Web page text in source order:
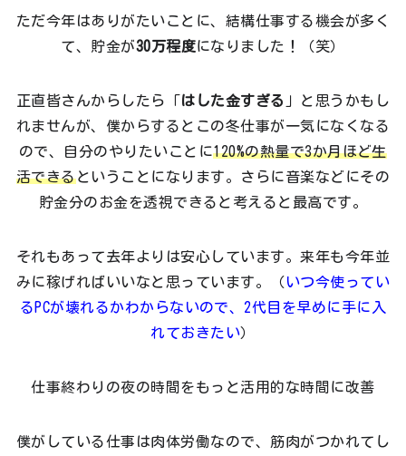
ただ今年はありがたいことに、結構仕事する機会が多く
て、貯金が30万程度になりました！（笑）
正直皆さんからしたら「はした金すぎる 」と思うかもし
れませんが、僕からするとこの冬仕事が一気になくなる
ので、自分のやりたいことに120%の熱量で3か月ほど生
活できるということになります。さらに音楽などにその
貯金分のお金を透視できると考えると最高です。
それもあって去年よりは安心しています。来年も今年並
みに稼げればいいなと思っています。（ いつ今使ってい
るPCが壊れるかわからないので、2代目を早めに手に入
れておきたい）
仕事終わりの夜の時間をもっと活用的な時間に改善
僕がしている仕事は肉体労働なので、筋肉がつかれてし